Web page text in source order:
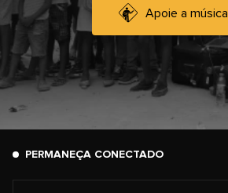
Apoie a música
PERMANEÇA CONECTADO